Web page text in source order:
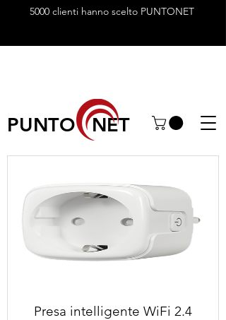
5000 clienti hanno scelto PUNTONET
PUNTO NET
Presa intelligente WiFi 2.4